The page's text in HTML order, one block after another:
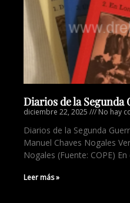
Diarios de la
diciembre 22, 2025 No hay
Diarios de la Segunda
Manuel Chaves Nogales
Nogales (Fuente: COPE) En
Leer más »